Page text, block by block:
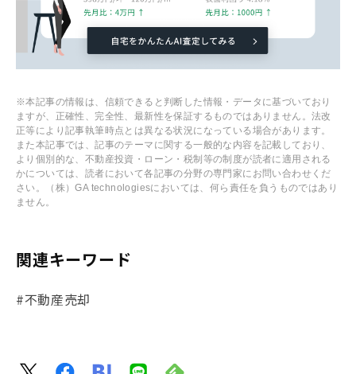
※本記事の情報は、信頼できると判断した情報・データに基づいており
ますが、正確性、完全性、最新性を保証するものではありません。法改
正等により記事執筆時点とは異なる状況になっている場合があります。
また本記事では、記事のテーマに関する一般的な内容を記載しており、
より個別的な、不動産投資・ローン・税制等の制度が読者に適用される
かについては、読者において各記事の分野の専門家にお問い合わせくだ
さい。（株）GA technologiesにおいては、何ら責任を負うものではあり
ません。
関連キーワード
#不動産売却